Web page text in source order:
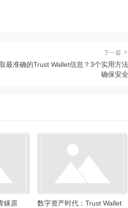
下一篇
最准确的Trust Wallet信息？3个实用方法
确保安全
睐原
数字资产时代：Trust Wallet